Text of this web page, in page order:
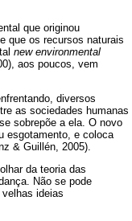
que originou
que os recursos naturais
new environmental
aos poucos, vem
diversos
as sociedades humanas
sobrepõe a ela. O novo
esgotamento, e coloca
& Guillén, 2005).
da teoria das
Não se pode
ideias